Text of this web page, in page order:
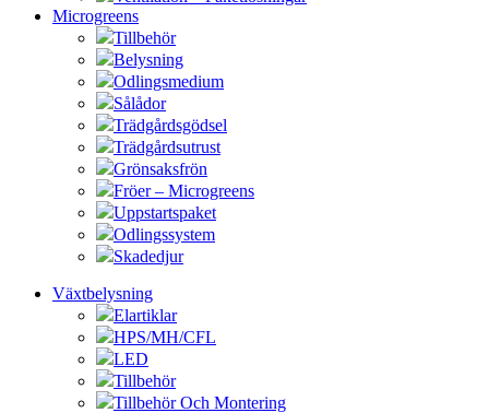
Microgreens
Tillbehör
Belysning
Odlingsmedium
Sålådor
Trädgårdsgödsel
Trädgårdsutrust
Grönsaksfrön
Fröer – Microgreens
Uppstartspaket
Odlingssystem
Skadedjur
Växtbelysning
Elartiklar
HPS/MH/CFL
LED
Tillbehör
Tillbehör Och Montering